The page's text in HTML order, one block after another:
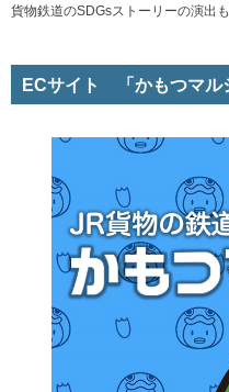
貨物鉄道のSDGsストーリーの演出
ECサイト 「かもつマル